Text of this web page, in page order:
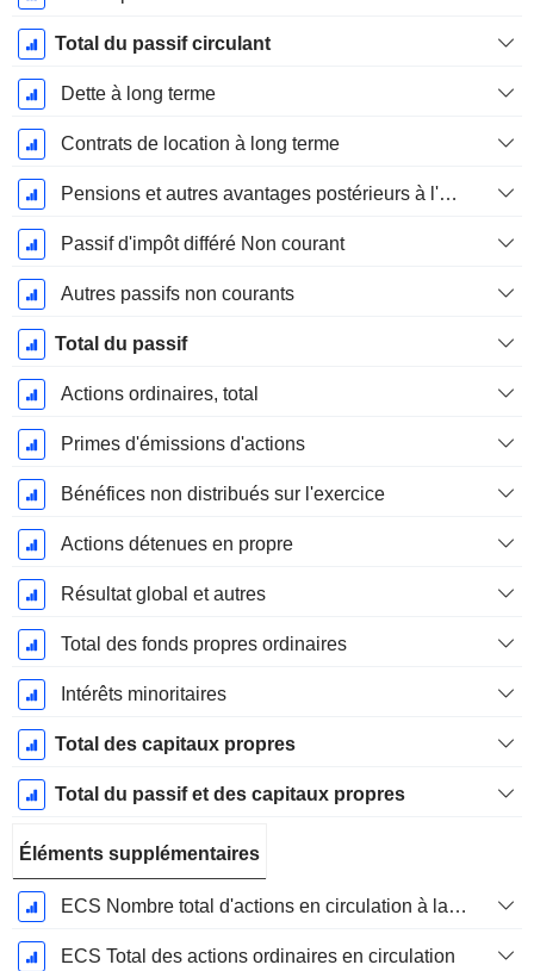
Total du passif circulant
Dette à long terme
Contrats de location à long terme
Pensions et autres avantages postérieurs à l'emploi
Passif d'impôt différé Non courant
Autres passifs non courants
Total du passif
Actions ordinaires, total
Primes d'émissions d'actions
Bénéfices non distribués sur l'exercice
Actions détenues en propre
Résultat global et autres
Total des fonds propres ordinaires
Intérêts minoritaires
Total des capitaux propres
Total du passif et des capitaux propres
Éléments supplémentaires
ECS Nombre total d'actions en circulation à la date de dépôt
ECS Total des actions ordinaires en circulation